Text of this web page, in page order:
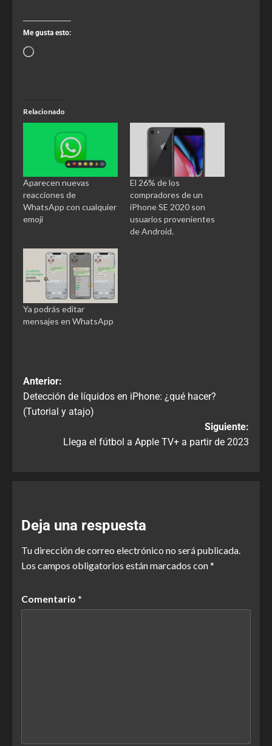
Me gusta esto:
Relacionado
Aparecen nuevas
reacciones de
WhatsApp con cualquier
emoji
El 26% de los
compradores de un
iPhone SE 2020 son
usuarios provenientes
de Android.
Ya podrás editar
mensajes en WhatsApp
Anterior:
Detección de líquidos en iPhone: ¿qué hacer?
(Tutorial y atajo)
Siguiente:
Llega el fútbol a Apple TV+ a partir de 2023
Deja una respuesta
Tu dirección de correo electrónico no será publicada.
Los campos obligatorios están marcados con*
Comentario *